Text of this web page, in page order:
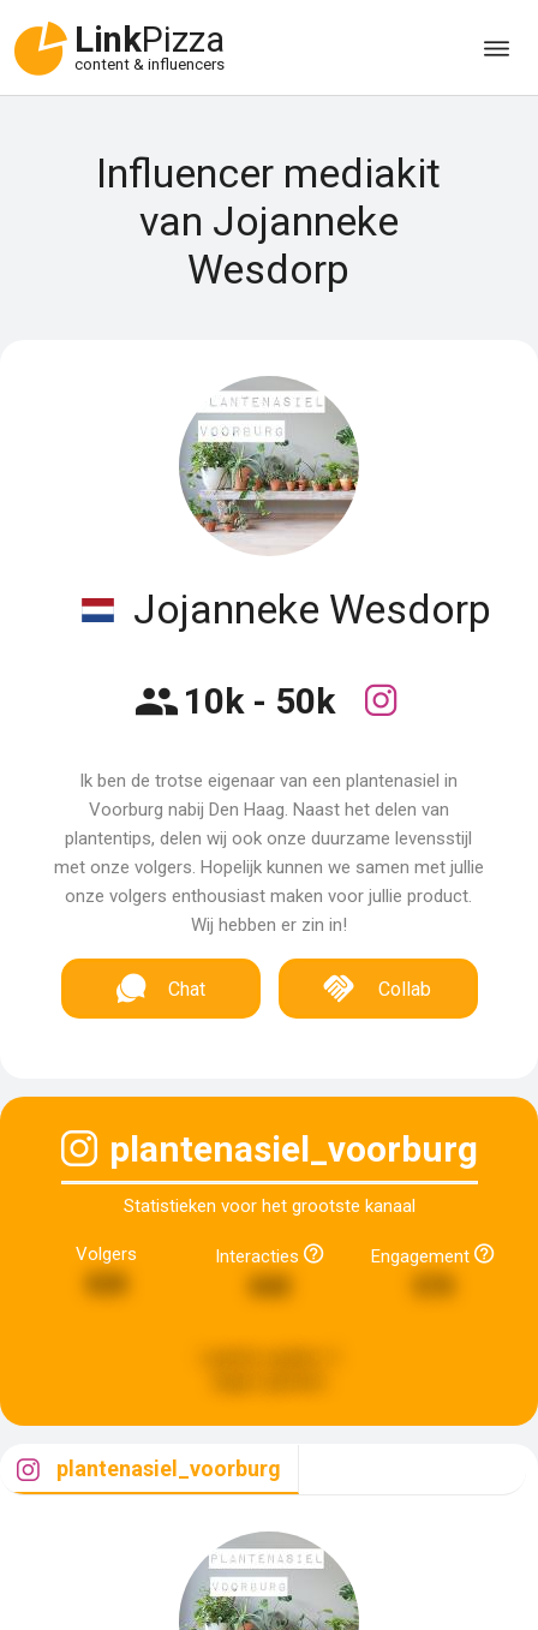
LinkPizza
content & influencers
Influencer mediakit
van Jojanneke
Wesdorp
Jojanneke Wesdorp
10k - 50k
Ik ben de trotse eigenaar van een plantenasiel in
Voorburg nabij Den Haag. Naast het delen van
plantentips, delen wij ook onze duurzame levensstijl
met onze volgers. Hopelijk kunnen we samen met jullie
onze volgers enthousiast maken voor jullie product.
Wij hebben er zin in!
Chat Collab
plantenasiel_voorburg
Statistieken voor het grootste kanaal
Volgers
828
Interacties
840
Engagement
plantenasiel_voorburg